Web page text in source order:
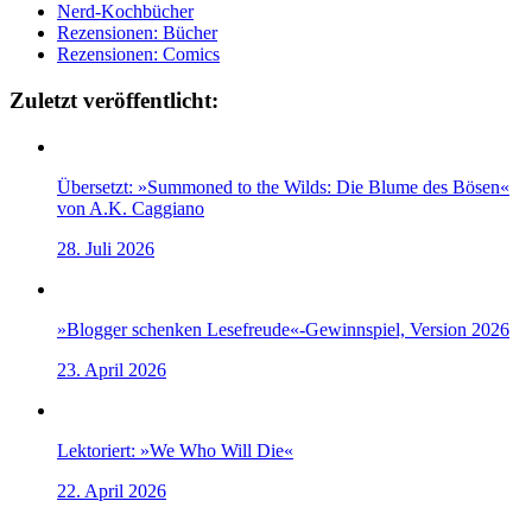
Nerd-Kochbücher
Rezensionen: Bücher
Rezensionen: Comics
Zuletzt veröffentlicht:
Übersetzt: »Summoned to the Wilds: Die Blume des Bösen«
von A.K. Caggiano
28. Juli 2026
»Blogger schenken Lesefreude«-Gewinnspiel, Version 2026
23. April 2026
Lektoriert: »We Who Will Die«
22. April 2026